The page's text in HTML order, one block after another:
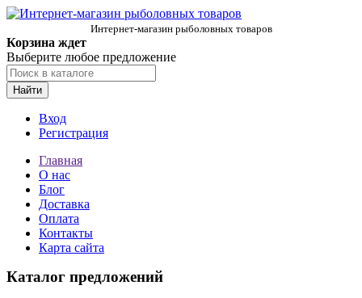
Интернет-магазин рыболовных товаров
Корзина ждет
Выберите любое предложение
Найти
Вход
Регистрация
Главная
О нас
Блог
Доставка
Оплата
Контакты
Карта сайта
Каталог предложений